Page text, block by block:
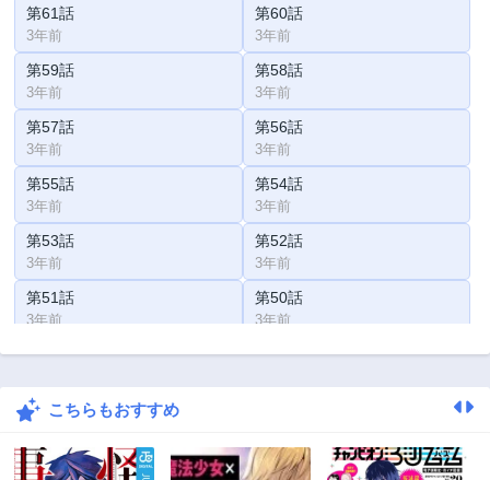
第61話
3年前
第60話
3年前
第59話
3年前
第58話
3年前
第57話
3年前
第56話
3年前
第55話
3年前
第54話
3年前
第53話
3年前
第52話
3年前
第51話
3年前
第50話
3年前
第49話 第48話
第47話
第45話 第44話
こちらもおすすめ